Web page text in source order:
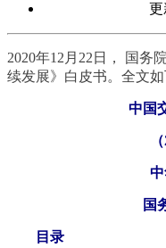
更
2020年12月22日， 国务
续发展》白皮书。全文如
中国
国
目录